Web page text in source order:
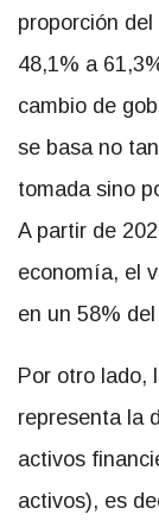
proporción
48,1% a
cambio de
se basa no
tomada sino
A partir de
economía, el
en un 58%
Por otro lado,
representa la
activos
activos), es